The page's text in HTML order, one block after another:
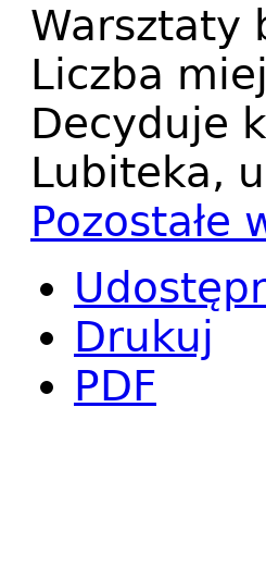
Warsztaty
Liczba
Decyduje
Lubiteka,
Pozostałe
Drukuj
PDF